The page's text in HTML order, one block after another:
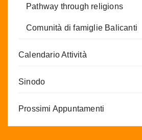
Pathway through religions
Comunità di famiglie Balicanti
Calendario Attività
Sinodo
Prossimi Appuntamenti